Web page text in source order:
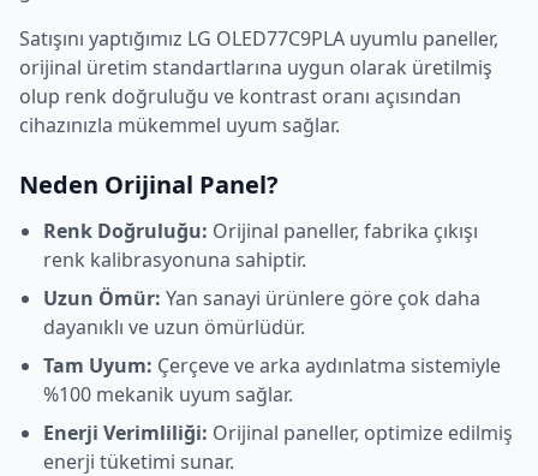
Satışını yaptığımız LG OLED77C9PLA uyumlu paneller,
orijinal üretim standartlarına uygun olarak üretilmiş
olup renk doğruluğu ve kontrast oranı açısından
cihazınızla mükemmel uyum sağlar.
Neden Orijinal Panel?
Renk Doğruluğu: Orijinal paneller, fabrika çıkışı
renk kalibrasyonuna sahiptir.
Uzun Ömür: Yan sanayi ürünlere göre çok daha
dayanıklı ve uzun ömürlüdür.
Tam Uyum: Çerçeve ve arka aydınlatma sistemiyle
%100 mekanik uyum sağlar.
Enerji Verimliliği: Orijinal paneller, optimize edilmiş
enerji tüketimi sunar.